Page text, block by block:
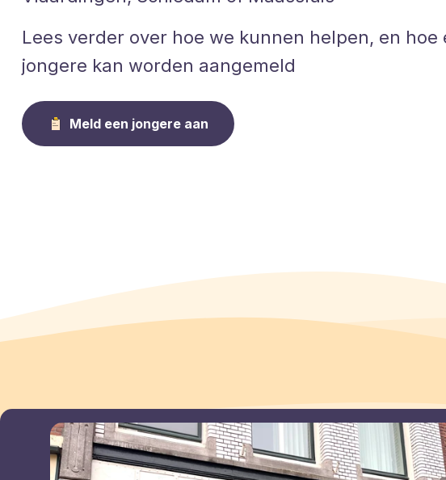
Lees verder over hoe we kunnen helpen, en hoe
jongere kan worden aangemeld
Meld een jongere aan